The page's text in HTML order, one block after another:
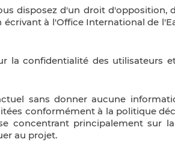
disposez d'un droit d'opposition,
à l'Office International de
la confidentialité des utilisateurs
sans donner aucune
conformément à la politique
concentrant principalement sur
au projet.